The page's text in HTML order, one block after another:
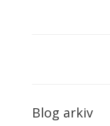
Blog arkiv